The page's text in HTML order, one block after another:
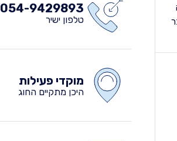
054-9429893
טלפון ישיר
מוקדי פעילות
היכן מתקיים החוג